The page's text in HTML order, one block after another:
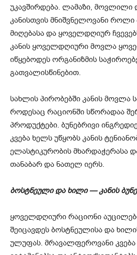
უკავშირდება. ლამაზი, მოვლილი
კანისთვის მნიშვნელოვანი როლი
მიღებასა და ყოველდღიურ
კანის ყოველდღიური მოვლა
იწყებოდეს ორგანიზმის
გათვალისწინებით.
სახლის პირობებში კანის მოვლა
როდესაც რაციონში სწორადაა
პროდუქტები. ბუნებრივი
კვება ხელს უწყობს კანის
ელასტიკურობის მხარდაჭერასა
თანაბარ და ნათელ იერს.
ბოსტნეული და ხილი — კანის
ყოველდღიური რაციონი
შეიცავდეს ბოსტნეულისა და
ულუფას. მრავალფეროვანი კვება